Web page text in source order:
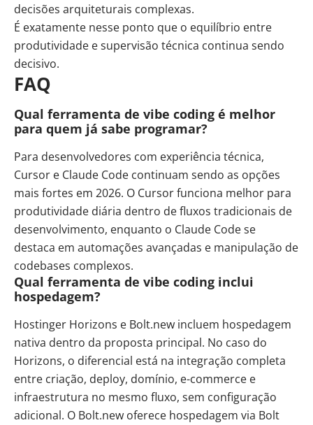
decisões arquiteturais complexas.
É exatamente nesse ponto que o equilíbrio entre
produtividade e supervisão técnica continua sendo
decisivo.
FAQ
Qual ferramenta de vibe coding é melhor
para quem já sabe programar?
Para desenvolvedores com experiência técnica,
Cursor e Claude Code continuam sendo as opções
mais fortes em 2026. O Cursor funciona melhor para
produtividade diária dentro de fluxos tradicionais de
desenvolvimento, enquanto o Claude Code se
destaca em automações avançadas e manipulação de
codebases complexos.
Qual ferramenta de vibe coding inclui
hospedagem?
Hostinger Horizons e Bolt.new incluem hospedagem
nativa dentro da proposta principal. No caso do
Horizons, o diferencial está na integração completa
entre criação, deploy, domínio, e-commerce e
infraestrutura no mesmo fluxo, sem configuração
adicional. O Bolt.new oferece hospedagem via Bolt